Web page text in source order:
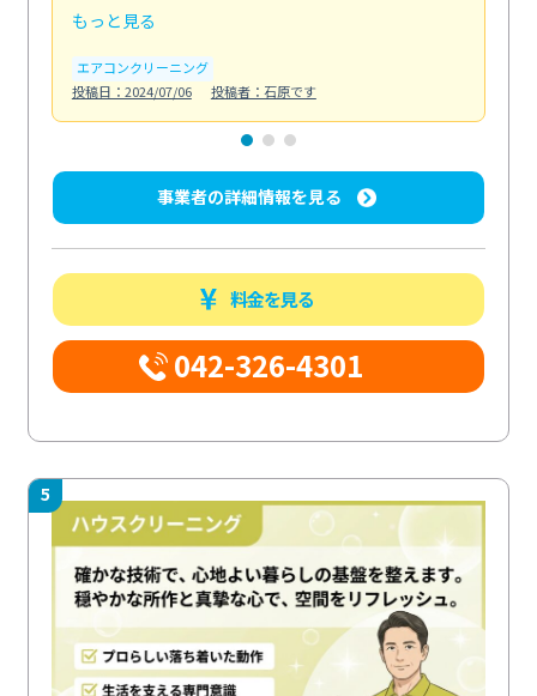
もっと見る
エアコンクリーニング
投稿日：2024/07/06
投稿者：石原です
事業者の詳細情報を見る
料金を見る
042-326-4301
5